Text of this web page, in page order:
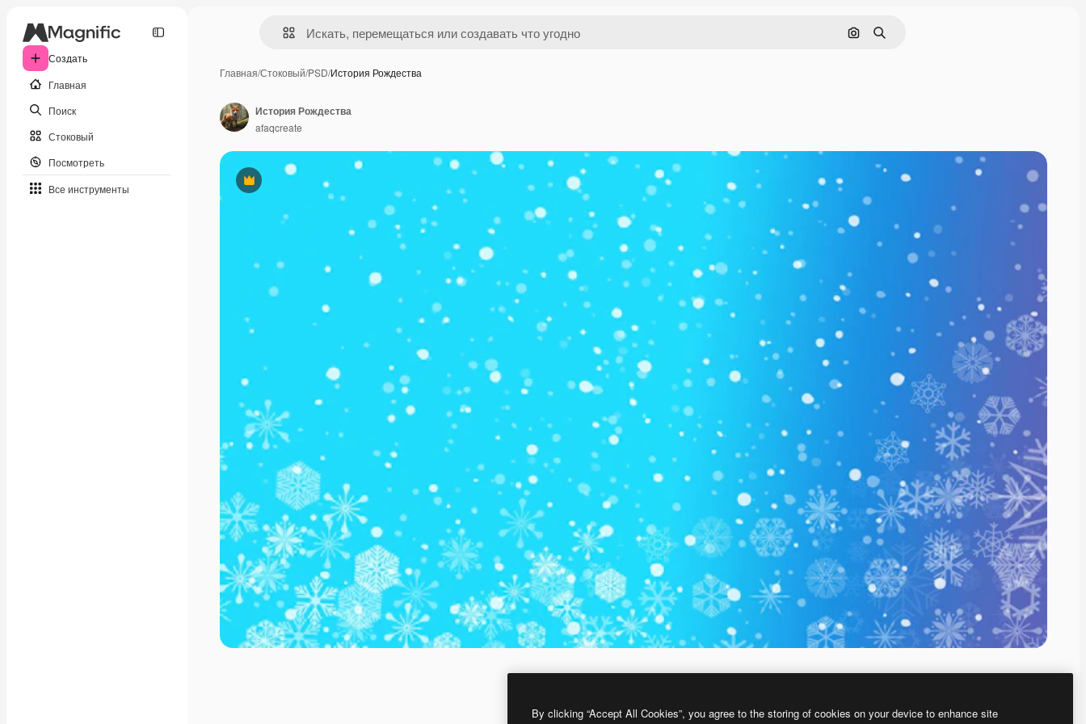
Создать
Главная
Поиск
Стоковый
Посмотреть
Все инструменты
Поиск по изображению
Поиск
Главная/Стоковый/PSD/История Рождества
Премиум
История Рождества
afaqcreate
By clicking “Accept All Cookies”, you agree to the storing of cookies on your device to enhance site